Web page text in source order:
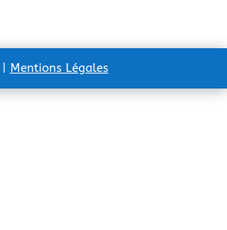
Mentions Légales